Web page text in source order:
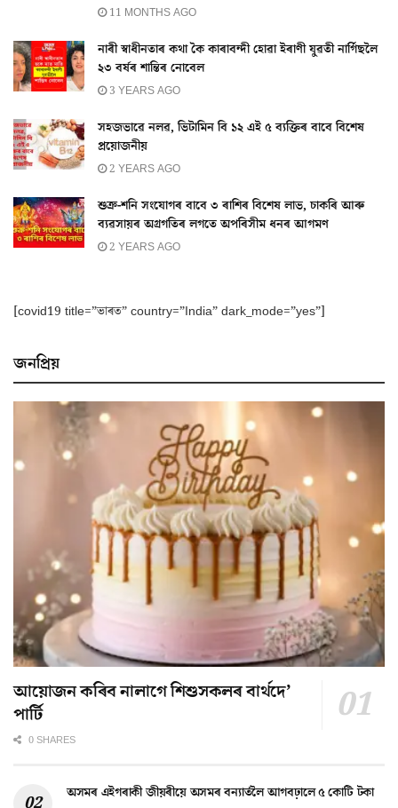
11 MONTHS AGO
নাৰী স্বাধীনতাৰ কথা কৈ কাৰাবন্দী হোৱা ইৰাণী যুৱতী নাৰ্গিছলৈ
২৩ বর্ষৰ শান্তিৰ নোবেল
3 YEARS AGO
সহজভাৱে নলৱ, ভিটামিন বি ১২ এই ৫ ব্যক্তিৰ বাবে বিশেষ
প্ৰয়োজনীয়
2 YEARS AGO
শুক্ৰ-শনি সংযোগৰ বাবে ৩ ৰাশিৰ বিশেষ লাভ, চাকৰি আৰু
ব্যৱসায়ৰ অগ্ৰগতিৰ লগতে অপৰিসীম ধনৰ আগমণ
2 YEARS AGO
[covid19 title=”ভাৰত” country=”India” dark_mode=”yes”]
জনপ্ৰিয়
আয়োজন কৰিব নালাগে শিশুসকলৰ বাৰ্থদে’
পাৰ্টি
0 SHARES
অসমৰ এইগৰাকী জীয়ৰীয়ে অসমৰ বন্যাৰ্তলৈ আগবঢ়ালে ৫ কোটি টকা